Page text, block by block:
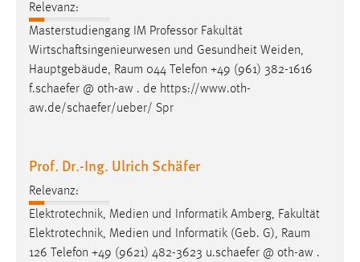
Relevanz:
Masterstudiengang IM Professor Fakultät
Wirtschaftsingenieurwesen und Gesundheit Weiden,
Hauptgebäude, Raum 044 Telefon +49 (961) 382-1616
f.schaefer @ oth-aw . de https://www.oth-
aw.de/schaefer/ueber/ Spr
Prof. Dr.-Ing. Ulrich Schäfer
Relevanz:
Elektrotechnik, Medien und Informatik Amberg, Fakultät
Elektrotechnik, Medien und Informatik (Geb. G), Raum
126 Telefon +49 (9621) 482-3623 u.schaefer @ oth-aw .